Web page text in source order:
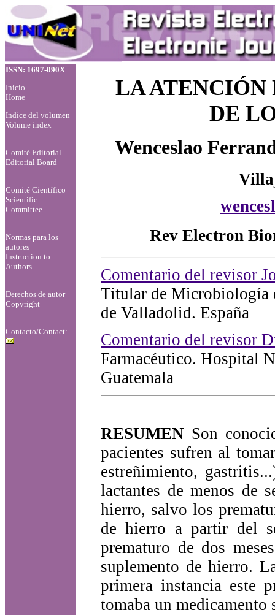
ISSN: 1697-090X
Inicio
Home
Indice del volumen
Volume index
Comité Editorial
Editorial Board
Comité Científico
Scientific
Committee
Normas para los
autores
Instruction to
Authors
Derechos de autor
Copyright
Contacto/Contact:
LA
DE
Wenceslao
Rev Electron
Comentario del revisor
Titular de Microbiología
de Valladolid. España
Comentario del revisor
Farmacéutico. Hospital
Guatemala
RESUMEN Son
pacientes sufren al
estreñimiento,
lactantes de menos de
hierro, salvo los
de hierro a partir del
prematuro de dos
suplemento de hierro.
primera instancia este
tomaba un